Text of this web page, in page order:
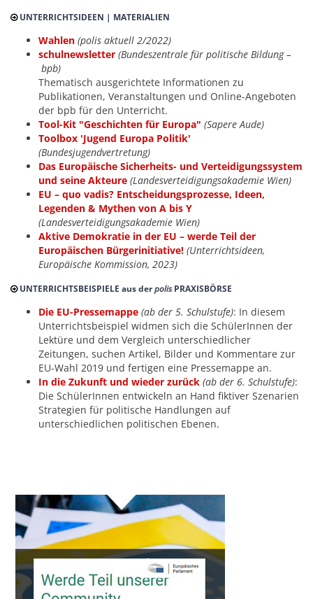
UNTERRICHTSIDEEN | MATERIALIEN
Wahlen (polis aktuell 2/2022)
schulnewsletter (Bundeszentrale für politische Bildung –
bpb)
Thematisch ausgerichtete Informationen zu
Publikationen, Veranstaltungen und Online-Angeboten
der bpb für den Unterricht.
Tool-Kit "Geschichten für Europa" (Sapere Aude)
Toolbox 'Jugend Europa Politik'
(Bundesjugendvertretung)
Das Europäische Sicherheits- und Verteidigungssystem
und seine Akteure (Landesverteidigungsakademie Wien)
EU – quo vadis? Entscheidungsprozesse, Ideen,
Legenden & Mythen von A bis Y
(Landesverteidigungsakademie Wien)
Aktive Demokratie in der EU – werde Teil der
Europäischen Bürgerinitiative! (Unterrichtsideen,
Europäische Kommission, 2023)
UNTERRICHTSBEISPIELE aus derpolisPRAXISBÖRSE
Die EU-Pressemappe (ab der 5. Schulstufe): In diesem
Unterrichtsbeispiel widmen sich die SchülerInnen der
Lektüre und dem Vergleich unterschiedlicher
Zeitungen, suchen Artikel, Bilder und Kommentare zur
EU-Wahl 2019 und fertigen eine Pressemappe an.
In die Zukunft und wieder zurück (ab der 6. Schulstufe):
Die SchülerInnen entwickeln an Hand fiktiver Szenarien
Strategien für politische Handlungen auf
unterschiedlichen politischen Ebenen.